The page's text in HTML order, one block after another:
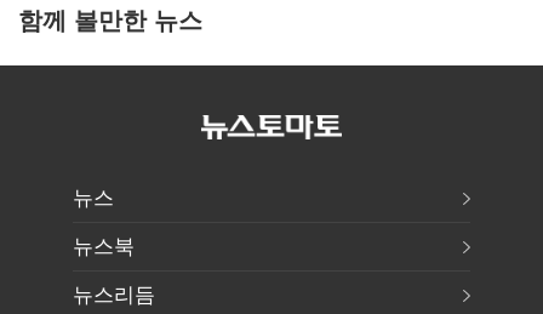
함께 볼만한 뉴스
뉴스
뉴스북
뉴스리듬